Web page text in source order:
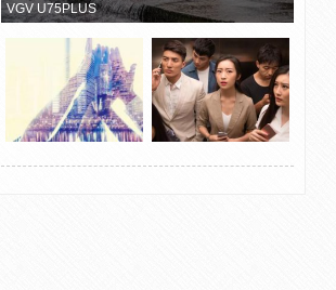
VGV U75PLUS